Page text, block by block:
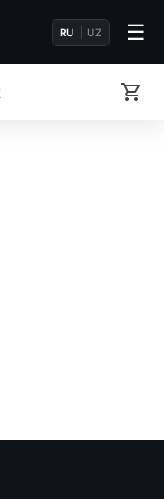
RU UZ ☰